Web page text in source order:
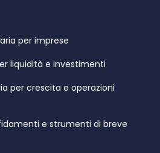
per imprese
liquidità e investimenti
per crescita e operazioni
e strumenti di breve